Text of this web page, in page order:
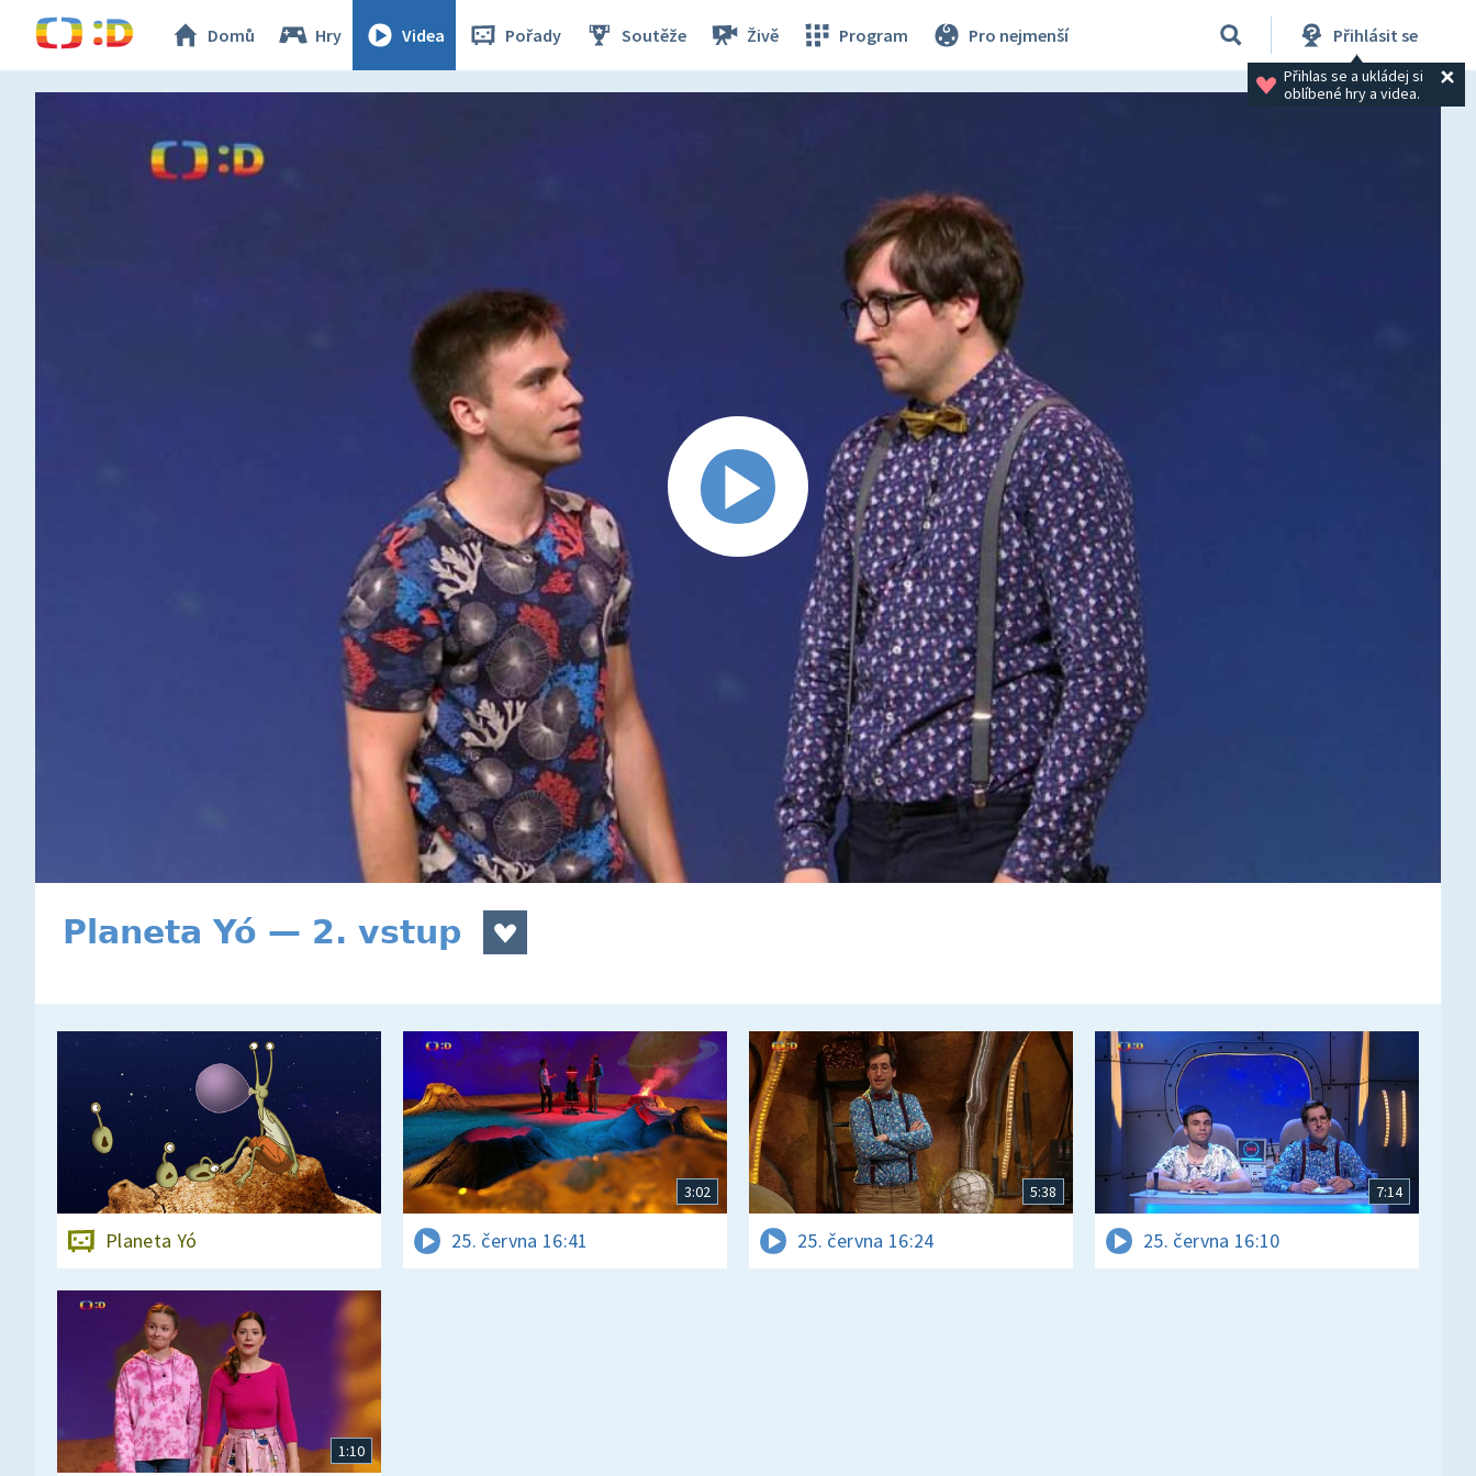
Domů Hry Videa Pořady Soutěže Živě Program Pro nejmenší Přihlásit se
Přihlas se a ukládej si
oblíbené hry a videa.
Planeta Yó — 2. vstup
Planeta Yó
3:02
25. června 16:41
5:38
25. června 16:24
7:14
25. června 16:10
1:10